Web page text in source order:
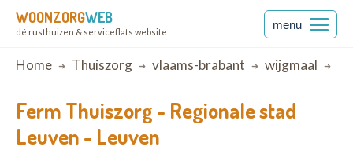
WOONZORGWEB
dé rusthuizen & serviceflats website
menu
Breadcrumb
Home Thuiszorg vlaams-brabant wijgmaal
Ferm Thuiszorg - Regionale stad
Leuven - Leuven